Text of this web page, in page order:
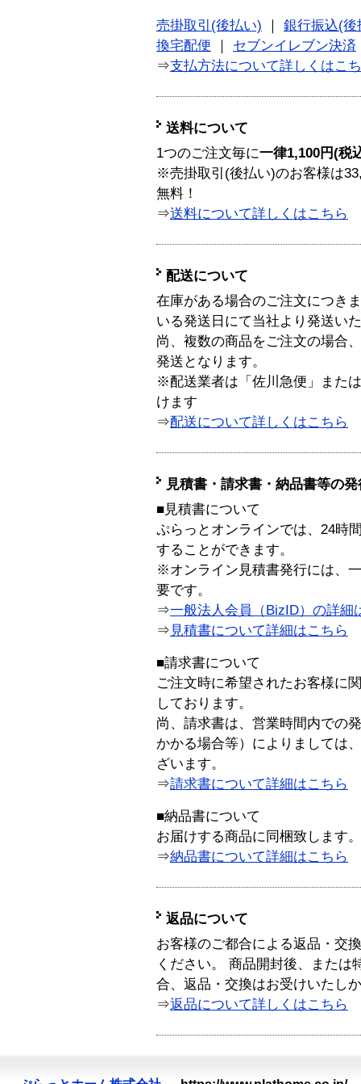
売掛取引(後払い)
銀行振込(後
換宅配便
セブンイレブン決済
⇒支払方法について詳しくはこ
送料について
1つのご注文毎に一律1,100円(税
※売掛取引(後払い)のお客様は
無料！
⇒送料について詳しくはこちら
配送について
在庫がある場合のご注文につき
いる発送日にて当社より発送い
尚、複数の商品をご注文の場合
発送となります。
※配送業者は「佐川急便」また
けます
⇒配送について詳しくはこちら
見積書・請求書・納品書等の
■見積書について
ぷらっとオンラインでは、24時
することができます。
※オンライン見積書発行には、
要です。
⇒一般法人会員（BizID）の詳細
⇒ 見積書について詳細はこちら
■請求書について
ご注文時に希望されたお客様に
しております。
尚、請求書は、営業時間内での
かかる場合等）によりましては
ざいます。
⇒請求書について詳細はこちら
■納品書について
お届けする商品に同梱致します。
⇒納品書について詳細はこちら
返品について
お客様のご都合による返品・交
ください。 商品開封後、または
合、返品・交換はお受けいたし
⇒返品について詳しくはこちら